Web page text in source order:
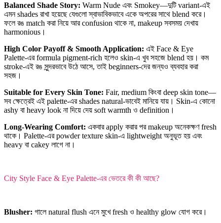
Balanced Shade Story: Warm Nude এবং Smokey—দুটি variant-এই
এমন shades রাখা হয়েছে যেগুলো স্বাভাবিকভাবে একে অপরের সাথে blend করে।
ফলে রঙ match করা নিয়ে আর confusion থাকে না, makeup সবসময় দেখায়
harmonious।
High Color Payoff & Smooth Application: এই Face & Eye
Palette-এর formula pigment-rich হলেও skin-এ খুব সহজে blend হয়। কম
stroke-এই রঙ সুন্দরভাবে উঠে আসে, তাই beginners-দের জন্যও ব্যবহার করা
সহজ।
Suitable for Every Skin Tone: Fair, medium কিংবা deep skin tone—
সব ক্ষেত্রেই এই palette-এর shades natural-ভাবেই মানিয়ে যায়। Skin-এ কোনো
ashy বা heavy look না দিয়ে দেয় soft warmth ও definition।
Long-Wearing Comfort: একবার apply করার পর makeup অনেকক্ষণ fresh
থাকে। Palette-এর powder texture skin-এ lightweight অনুভূত হয় এবং
heavy বা cakey লাগে না।
City Style Face & Eye Palette-এর ভেতরে কী কী আছে?
Blusher: গালে natural flush এনে মুখে fresh ও healthy glow যোগ করে।